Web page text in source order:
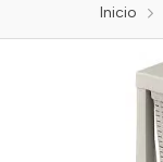
Inicio